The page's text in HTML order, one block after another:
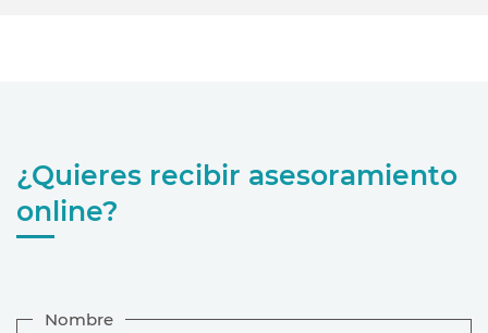
¿Quieres recibir asesoramiento
online?
Nombre